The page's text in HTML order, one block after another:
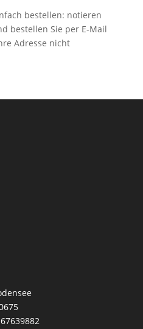
bestellen: notieren
bestellen Sie per E-Mail
Adresse nicht